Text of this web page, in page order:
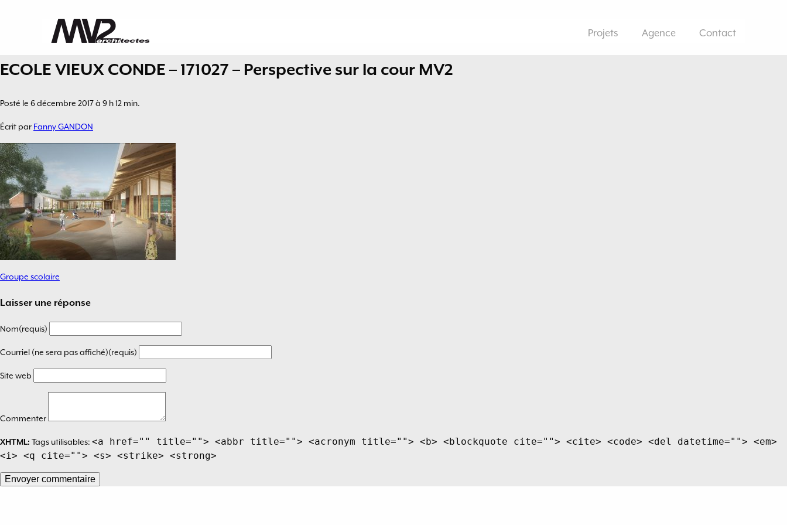
Projets Agence Contact
ECOLE VIEUX CONDE – 171027 – Perspective sur la cour MV2
Posté le 6 décembre 2017 à 9 h 12 min.
Écrit par Fanny GANDON
Navigation
de
l’article
Groupe scolaire
Laisser une réponse
Nom(requis)
Courriel (ne sera pas affiché)(requis)
Site web
Commenter
XHTML: Tags utilisables: <a href="" title=""> <abbr title=""> <acronym title=""> <b> <blockquote cite=""> <cite> <code> <del datetime=""> <em>
<i> <q cite=""> <s> <strike> <strong>